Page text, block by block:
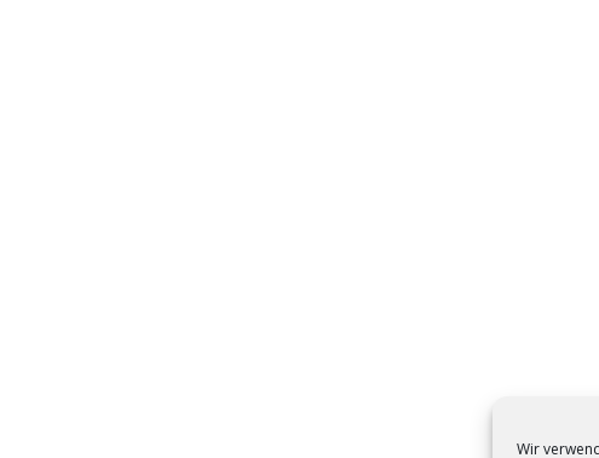
Wir